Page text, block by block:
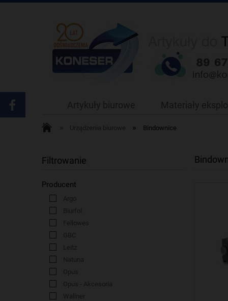
Artykuły biurowe Materiały
Urządzenia biurowe » Bindownice
Filtrowanie
Producent
Argo
Biurfol
Fellowes
GBC
Leitz
Natuna
Opus
Opus - Akcesoria
Wallner